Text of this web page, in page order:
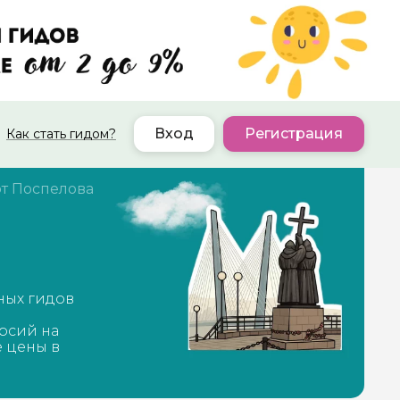
Как стать гидом? Вход Регистрация
Поспелова
гидов
на
цены в